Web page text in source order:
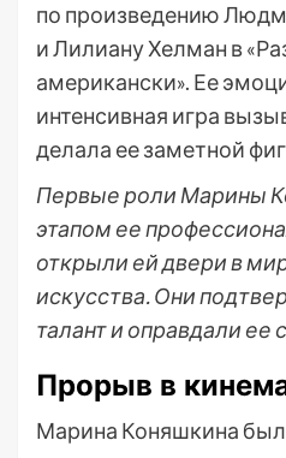
по произведению
и Лилиану Хелман в
американски». Ее
интенсивная игра
делала ее заметной
Первые роли Марины
этапом ее
открыли ей двери в
искусства. Они
талант и оправдали
Прорыв в
Марина Коняшкина